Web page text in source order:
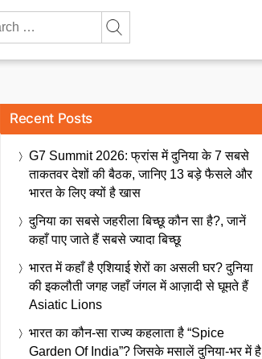
Recent Posts
G7 Summit 2026: फ्रांस में दुनिया के 7 सबसे
ताकतवर देशों की बैठक, जानिए 13 बड़े फैसले और
भारत के लिए क्यों है खास
दुनिया का सबसे जहरीला बिच्छू कौन सा है?, जानें
कहाँ पाए जाते हैं सबसे ज्यादा बिच्छू
भारत में कहाँ है एशियाई शेरों का असली घर? दुनिया
की इकलौती जगह जहाँ जंगल में आज़ादी से घूमते हैं
Asiatic Lions
भारत का कौन-सा राज्य कहलाता है “Spice
Garden Of India”? जिसके मसालें दुनिया-भर में है